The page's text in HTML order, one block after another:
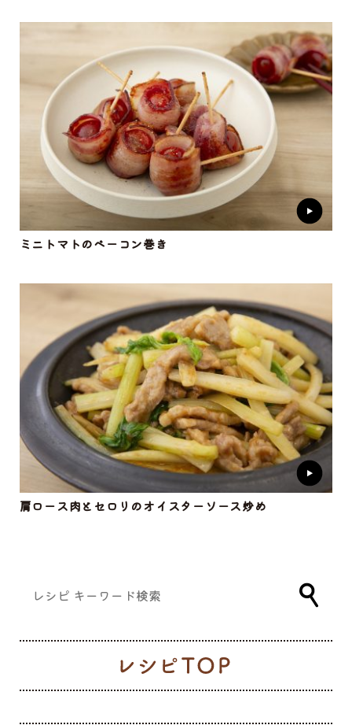
ミニトマトのベーコン巻き
肩ロース肉とセロリのオイスターソース炒め